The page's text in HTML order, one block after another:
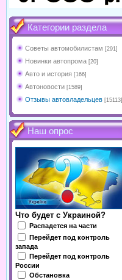
Категории раздела
Советы автомобилистам [291]
Новинки автопрома [20]
Авто и история [166]
Автоновости [1589]
Отзывы автовладельцев [15113]
Наш опрос
Что будет с Украиной?
Распадется на части
Перейдет под контроль
запада
Перейдет под контроль
России
Обстановка